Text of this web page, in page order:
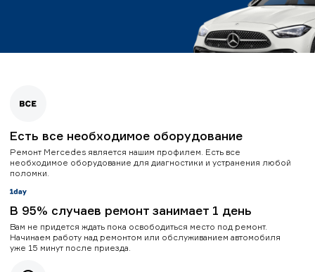
Есть все необходимое оборудование
Ремонт Mercedes является нашим профилем. Есть все
необходимое оборудование для диагностики и устранения любой
поломки.
В 95% случаев ремонт занимает 1 день
Вам не придется ждать пока освободиться место под ремонт.
Начинаем работу над ремонтом или обслуживанием автомобиля
уже 15 минут после приезда.